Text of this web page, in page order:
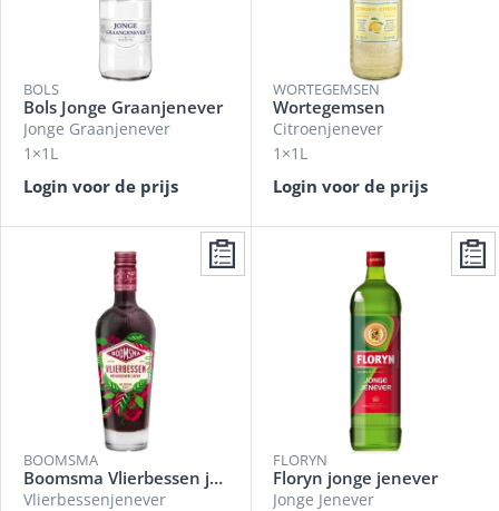
BOLS
Bols Jonge Graanjenever
Jonge Graanjenever
1×1L
Login voor de prijs
WORTEGEMSEN
Wortegemsen
Citroenjenever
1×1L
Login voor de prijs
BOOMSMA
Boomsma Vlierbessen jenever
Vlierbessenjenever
FLORYN
Floryn jonge jenever
Jonge Jenever